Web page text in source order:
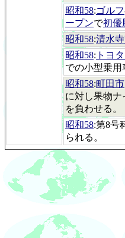
昭和58:ゴルフ
ープンで初優
昭和58:清水
昭和58: トヨ
での小型乗
昭和58:町田市
に対し果物ナ
を負わせる。
昭和58:第8号
られる。